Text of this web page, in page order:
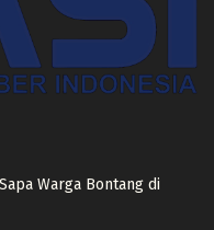
Warga Bontang di